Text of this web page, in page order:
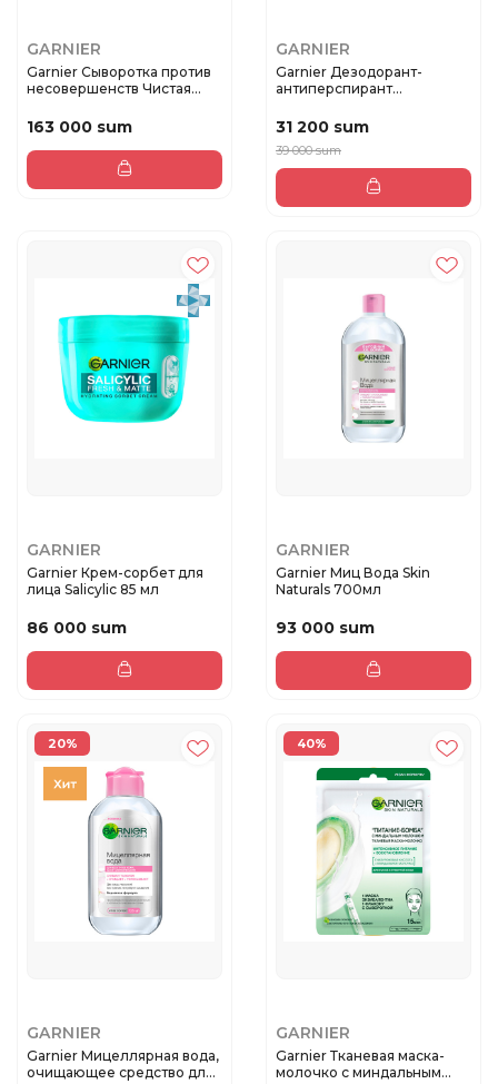
GARNIER
Garnier Сыворотка против
несовершенств Чистая
163 000 sum
GARNIER
Garnier Дезодорант-
антиперспирант
31 200 sum
39 000 sum
GARNIER
Garnier Крем-сорбет для
лица Salicylic 85 мл
86 000 sum
GARNIER
Garnier Миц Вода Skin
Naturals 700мл
93 000 sum
20%
GARNIER
Garnier Мицеллярная вода,
очищающее средство для
40%
GARNIER
Garnier Тканевая маска-
молочко с миндальным